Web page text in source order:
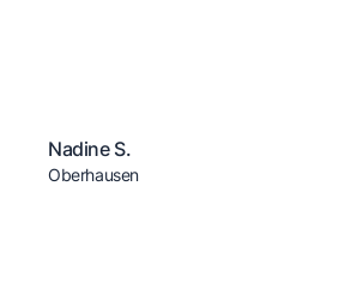
Nadine S.
Oberhausen